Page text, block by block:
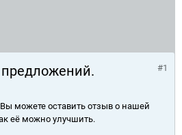
#1
Вы можете оставить отзыв о нашей
её можно улучшить.